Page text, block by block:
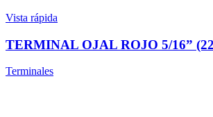
Vista rápida
TERMINAL OJAL ROJO 5/16”
Terminales